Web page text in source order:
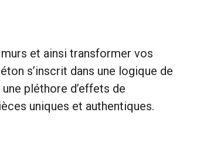
et ainsi transformer vos
s’inscrit dans une logique de
pléthore d’effets de
uniques et authentiques.